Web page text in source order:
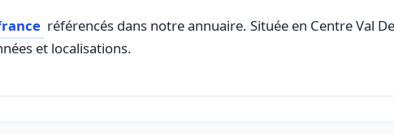
référencés dans notre annuaire. Située en Centre Val
et localisations.